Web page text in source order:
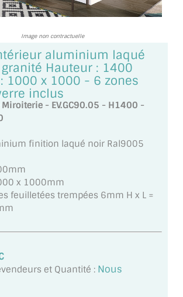
DE COULEUR
EN MOZAÏQUE
PORTE
DE BAIN
DE DOUCHE
SALLE DE SPORT
SALLE DE DANSE
Image non contractuelle
aluminium laqué
granité Hauteur : 1400
1000 x 1000 - 6 zones
inclus
Miroiterie - EV.GC90.05 - H1400 -
finition laqué noir Ral9005
x 1000mm
feuilletées trempées 6mm H x L =
et Quantité : Nous